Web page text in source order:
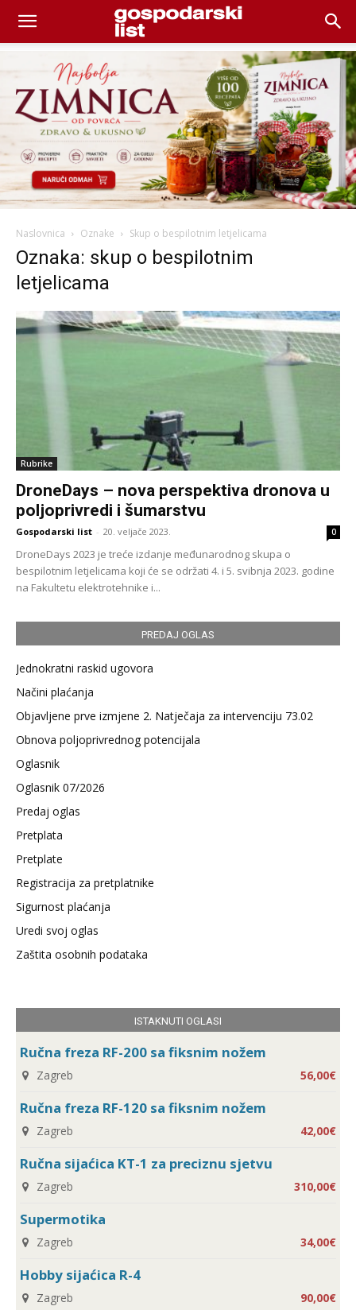
Naslovnica Oznake Skup o bespilotnim letjelicama
Oznaka: skup o bespilotnim
letjelicama
Rubrike
DroneDays – nova perspektiva dronova u
poljoprivredi i šumarstvu
Gospodarski list - 20. veljače 2023. 0
DroneDays 2023 je treće izdanje međunarodnog skupa o
bespilotnim letjelicama koji će se održati 4. i 5. svibnja 2023. godine
na Fakultetu elektrotehnike i...
PREDAJ OGLAS
Jednokratni raskid ugovora
Načini plaćanja
Objavljene prve izmjene 2. Natječaja za intervenciju 73.02
Obnova poljoprivrednog potencijala
Oglasnik
Oglasnik 07/2026
Predaj oglas
Pretplata
Pretplate
Registracija za pretplatnike
Sigurnost plaćanja
Uredi svoj oglas
Zaštita osobnih podataka
ISTAKNUTI OGLASI
Ručna freza RF-200 sa fiksnim nožem
Zagreb 56,00€
Ručna freza RF-120 sa fiksnim nožem
Zagreb 42,00€
Ručna sijaćica KT-1 za preciznu sjetvu
Zagreb 310,00€
Supermotika
Zagreb 34,00€
Hobby sijaćica R-4
Zagreb 90,00€